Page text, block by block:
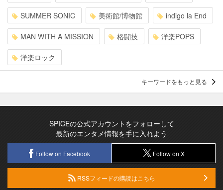
SUMMER SONIC 美術館/博物館 indigo la End
MAN WITH A MISSION 格闘技 洋楽POPS
洋楽ロック
キーワードをもっと見る
SPICEの公式アカウントをフォローして
最新のエンタメ情報を手に入れよう
Follow on Facebook Follow on X
RSSフィードの購読はこちら